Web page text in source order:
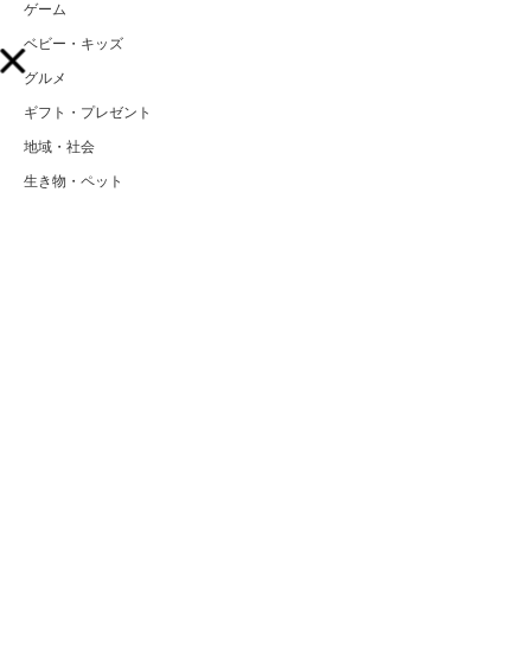
ゲーム
ベビー・キッズ
グルメ
ギフト・プレゼント
地域・社会
生き物・ペット